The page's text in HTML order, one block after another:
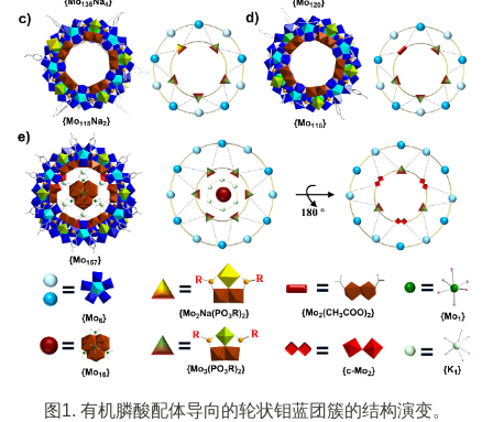
图1. 有机膦酸配体导向的轮状钼蓝团簇的结构演变。